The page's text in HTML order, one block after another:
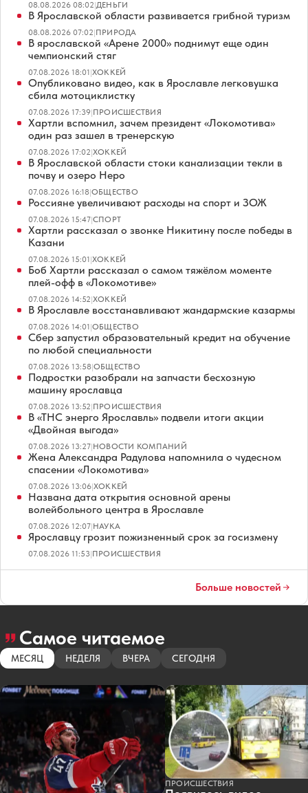
08.08.2026 08:02|ДЕНЬГИ
В Ярославской области развивается грибной туризм
08.08.2026 07:02|ПРИРОДА
В ярославской «Арене 2000» поднимут еще один
чемпионский стяг
07.08.2026 18:01|ХОККЕЙ
Опубликовано видео, как в Ярославле легковушка
сбила мотоциклистку
07.08.2026 17:39|ПРОИСШЕСТВИЯ
Хартли вспомнил, зачем президент «Локомотива»
один раз зашел в тренерскую
07.08.2026 17:02|ХОККЕЙ
В Ярославской области стоки канализации текли в
почву и озеро Неро
07.08.2026 16:18|ОБЩЕСТВО
Россияне увеличивают расходы на спорт и ЗОЖ
07.08.2026 15:47|СПОРТ
Хартли рассказал о звонке Никитину после победы в
Казани
07.08.2026 15:01|ХОККЕЙ
Боб Хартли рассказал о самом тяжёлом моменте
плей-офф в «Локомотиве»
07.08.2026 14:52|ХОККЕЙ
В Ярославле восстанавливают жандармские казармы
07.08.2026 14:01|ОБЩЕСТВО
Сбер запустил образовательный кредит на обучение
по любой специальности
07.08.2026 13:58|ОБЩЕСТВО
Подростки разобрали на запчасти бесхозную
машину ярославца
07.08.2026 13:52|ПРОИСШЕСТВИЯ
В «ТНС энерго Ярославль» подвели итоги акции
«Двойная выгода»
07.08.2026 13:27|НОВОСТИ КОМПАНИЙ
Жена Александра Радулова напомнила о чудесном
спасении «Локомотива»
07.08.2026 13:06|ХОККЕЙ
Названа дата открытия основной арены
волейбольного центра в Ярославле
07.08.2026 12:07|НАУКА
Ярославцу грозит пожизненный срок за госизмену
07.08.2026 11:53|ПРОИСШЕСТВИЯ
Больше новостей
Самое читаемое
МЕСЯЦ НЕДЕЛЯ ВЧЕРА СЕГОДНЯ
ПРОИСШЕСТВИЯ